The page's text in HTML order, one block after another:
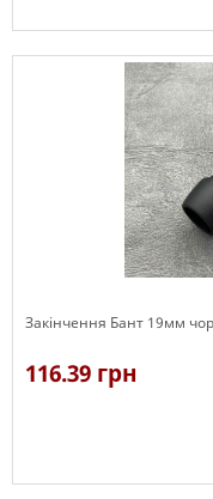
Закінчення Бант 19мм
116.39 грн